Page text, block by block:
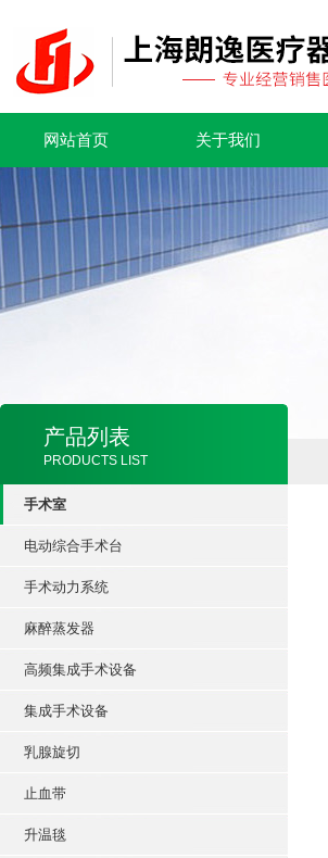
网站首页 关于我们
产品列表
PRODUCTS LIST
手术室
电动综合手术台
手术动力系统
麻醉蒸发器
高频集成手术设备
集成手术设备
乳腺旋切
止血带
升温毯